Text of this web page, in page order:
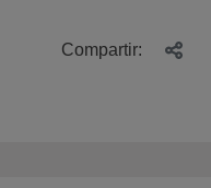
Compartir: